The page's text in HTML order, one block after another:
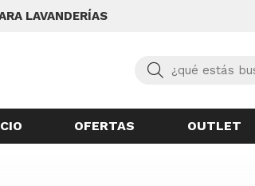
LAVANDERÍAS
Buscar
OFERTAS OUTLET